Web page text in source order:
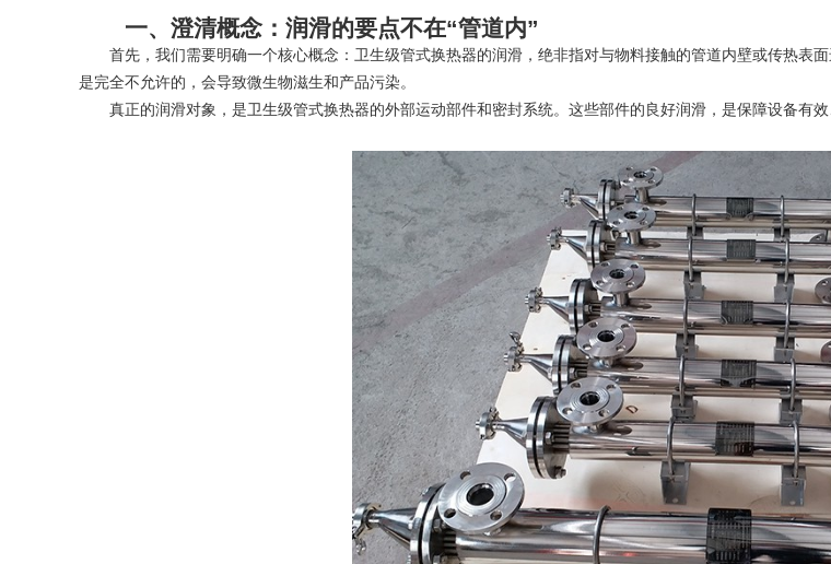
一、澄清概念：润滑的要点不在“管道内”
首先，我们需要明确一个核心概念：卫生级管式换热器的润滑，绝非指对与物料接触的管道内壁或传热表
是完全不允许的，会导致微生物滋生和产品污染。
真正的润滑对象，是卫生级管式换热器的外部运动部件和密封系统。这些部件的良好润滑，是保障设备有效